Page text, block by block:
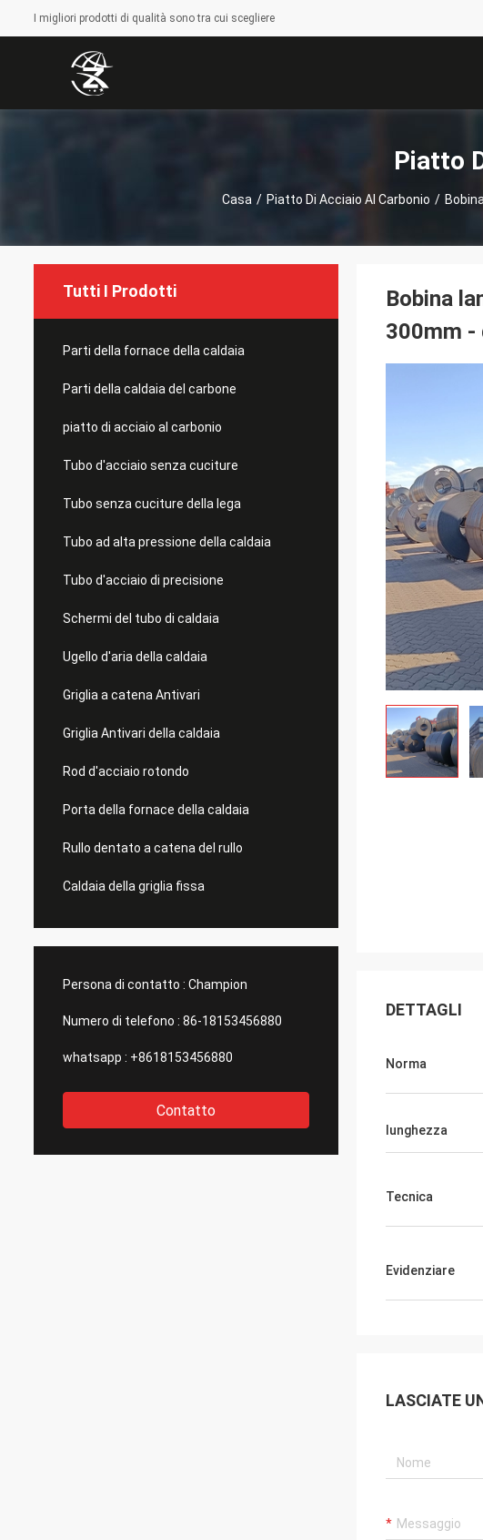
I migliori prodotti di qualità sono tra cui scegliere
Piatto
Casa / Piatto Di Acciaio Al Carbonio /
Tutti I Prodotti
Parti della fornace della caldaia
Parti della caldaia del carbone
piatto di acciaio al carbonio
Tubo d'acciaio senza cuciture
Tubo senza cuciture della lega
Tubo ad alta pressione della caldaia
Tubo d'acciaio di precisione
Schermi del tubo di caldaia
Ugello d'aria della caldaia
Griglia a catena Antivari
Griglia Antivari della caldaia
Rod d'acciaio rotondo
Porta della fornace della caldaia
Rullo dentato a catena del rullo
Caldaia della griglia fissa
Persona di contatto : Champion
Numero di telefono : 86-18153456880
whatsapp : +8618153456880
Contatto
Bobina
300mm -
DETTAGLI
Norma
lunghezza
Tecnica
Evidenziare
LASCIATE